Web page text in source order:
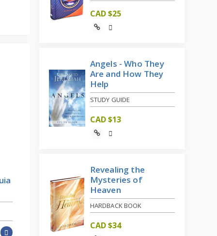
CAD $25
Angels - Who They
Are and How They
Help
STUDY GUIDE
CAD $13
Revealing the
Mysteries of
Heaven
HARDBACK BOOK
CAD $34